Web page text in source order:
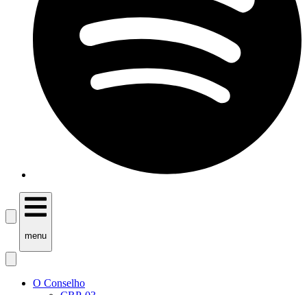
menu
O Conselho